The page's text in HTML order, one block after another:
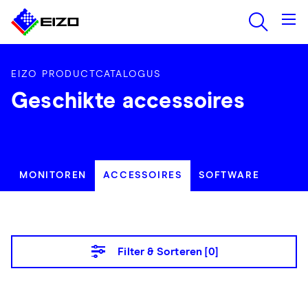
EIZO PRODUCTCATALOGUS
Geschikte accessoires
MONITOREN ACCESSOIRES SOFTWARE
Filter & Sorteren [0]